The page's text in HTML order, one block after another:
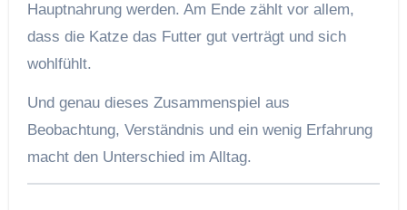
Hauptnahrung werden. Am Ende zählt vor allem,
dass die Katze das Futter gut verträgt und sich
wohlfühlt.
Und genau dieses Zusammenspiel aus
Beobachtung, Verständnis und ein wenig Erfahrung
macht den Unterschied im Alltag.